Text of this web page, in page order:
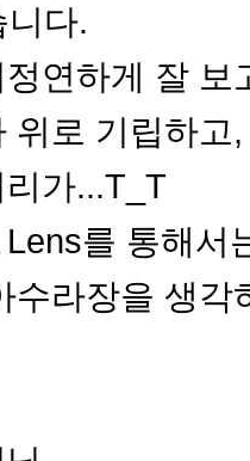
다.
연하게 잘
위로 기립하
가...T_T
를 통해서
수라장을 생